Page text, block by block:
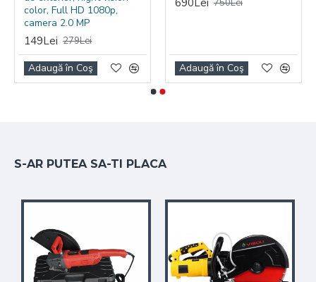
color, Full HD 1080p,
camera 2.0 MP
149Lei 279Lei
Adaugă în Coş
690Lei 750Lei
Adaugă în Coş
S-AR PUTEA SA-TI PLACA